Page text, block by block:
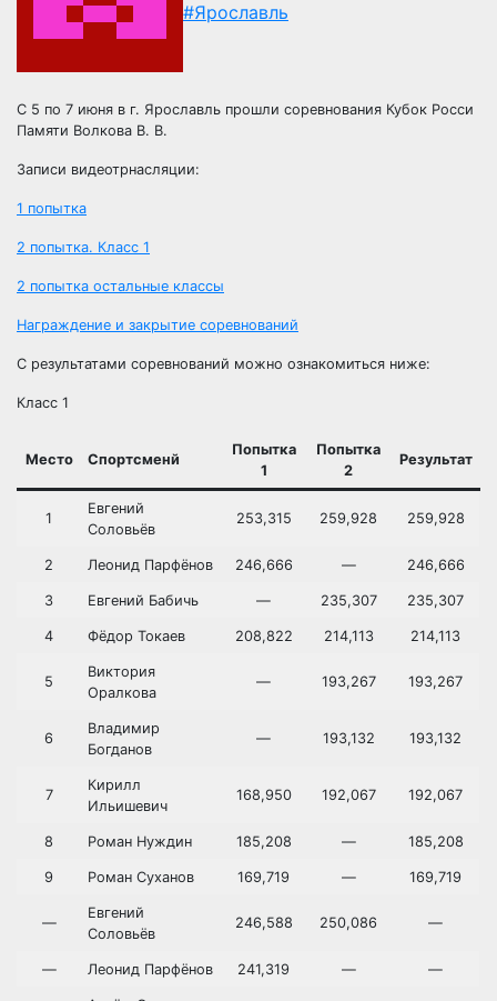
#Ярославль
С 5 по 7 июня в г. Ярославль прошли соревнования Кубок Росси
Памяти Волкова В. В.
Записи видеотрнасляции:
1 попытка
2 попытка. Класс 1
2 попытка остальные классы
Награждение и закрытие соревнований
С результатами соревнований можно ознакомиться ниже:
Класс 1
Место Спортсменй
Попытка
1
Попытка
2
Результат
1
Евгений
Соловьёв
253,315 259,928 259,928
2 Леонид Парфёнов 246,666 — 246,666
3 Евгений Бабичь — 235,307 235,307
4 Фёдор Токаев 208,822 214,113 214,113
5
Виктория
Оралкова
— 193,267 193,267
6
Владимир
Богданов
— 193,132 193,132
7
Кирилл
Ильишевич
168,950 192,067 192,067
8 Роман Нуждин 185,208 — 185,208
9 Роман Суханов 169,719 — 169,719
—
Евгений
Соловьёв
246,588 250,086 —
— Леонид Парфёнов 241,319 — —